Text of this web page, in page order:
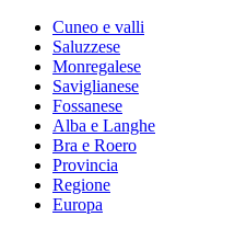
Cuneo e valli
Saluzzese
Monregalese
Saviglianese
Fossanese
Alba e Langhe
Bra e Roero
Provincia
Regione
Europa